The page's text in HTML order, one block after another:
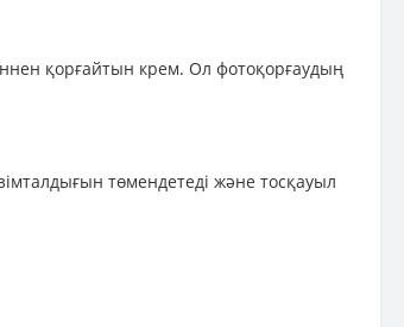
қорғайтын крем. Ол фотоқорғаудың
төмендетеді және тосқауыл